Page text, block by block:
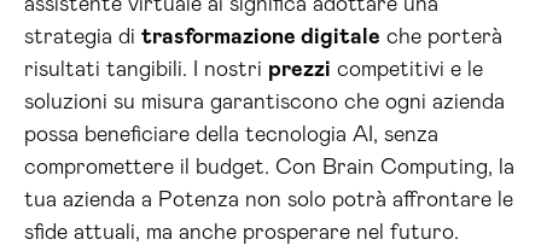
assistente virtuale ai significa adottare una
strategia di trasformazione digitale che porterà
risultati tangibili. I nostri prezzi competitivi e le
soluzioni su misura garantiscono che ogni azienda
possa beneficiare della tecnologia AI, senza
compromettere il budget. Con Brain Computing, la
tua azienda a Potenza non solo potrà affrontare le
sfide attuali, ma anche prosperare nel futuro.